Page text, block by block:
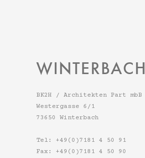
WINTERBACH
BK2H / Architekten Part mbB
Westergasse 6/1
73650 Winterbach
Tel: +49(0)7181 4 50 91
Fax: +49(0)7181 4 50 90